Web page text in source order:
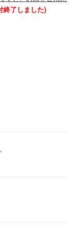
終了しました)